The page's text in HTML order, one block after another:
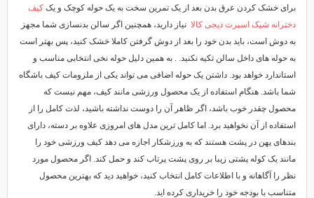
برای خشک کردن عرق بدن بعد از یک تمرین سخت به یک حوله کوچک و یک کیف
دخترانه شیک اسپرت دیجی کالا نیاز دارید، همچنین اگر سالن بدنسازی شما مجهز
به دوش است، باید بدن خود را بعد از دوش گرفتن کاملا خشک کنید، پس بهتر است
به حوله های داخل سالن تکیه نکنید. . به همین دلیل حوله نخی انتخابی مناسب و
استاندارد خواهد بود. داشتن یک حوله اضافی می تواند یکی از ملزومات کیف باشگاه
شما باشد. هنگام استفاده از یک محصول ورزشی مانند کیف، مهم نیست که
محصول چقدر خوب باشد، اگر ظاهر آن را دوست نداشته باشید، لذت کامل را از
استفاده از آن نخواهید برد. اما کامل ترین مدل های امروزی علاوه بر دسته، دارای
بندهای پهن در پشت هستند که به ورزشکار اجازه می دهد کیف ورزشی خود را
مانند یک کوله پشتی زیبا بر روی پشت پرتاب کند و حمل کند. اگر محصول مورد
نظر را آگاهانه و با اطلاعات کامل انتخاب کنید، خواهید دید که بهترین محصول
متناسب با بودجه خود را خریداری کرده اید.